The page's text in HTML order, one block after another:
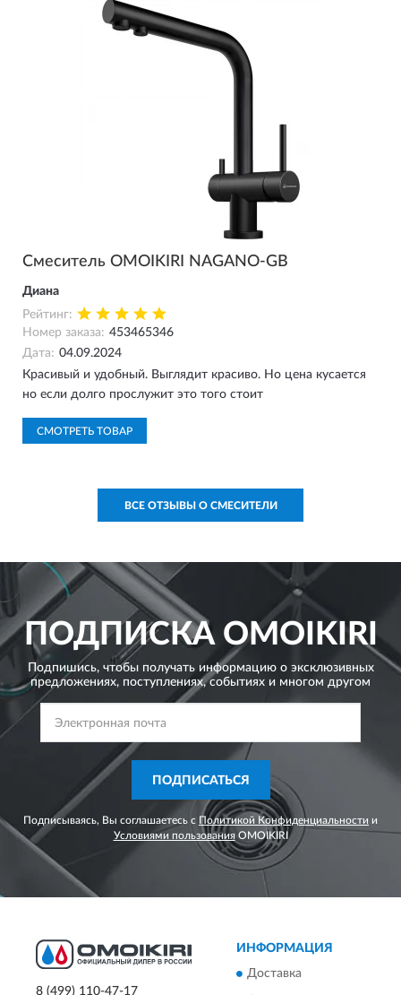
полная, не нужно что-то дополнительно приобретать.
Смеситель OMOIKIRI NAGANO-GB
Диана
Рейтинг:
Номер заказа: 453465346
Дата: 04.09.2024
Красивый и удобный. Выглядит красиво. Но цена кусается
но если долго прослужит это того стоит
СМОТРЕТЬ ТОВАР
ВСЕ ОТЗЫВЫ О СМЕСИТЕЛИ
ПОДПИСКАOMOIKIRI
Подпишись, чтобы получать информацию о эксклюзивных
предложениях, поступлениях, событиях и многом другом
ПОДПИСАТЬСЯ
Подписываясь, Вы соглашаетесь с Политикой Конфиденциальности и
Условиями пользованияOMOIKIRI
8 (499) 110-47-17
ИНФОРМАЦИЯ
Доставка